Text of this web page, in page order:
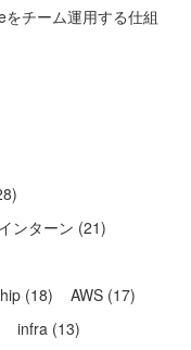
チーム運用する仕組
)
インターン (21)
(18) AWS (17)
infra (13)